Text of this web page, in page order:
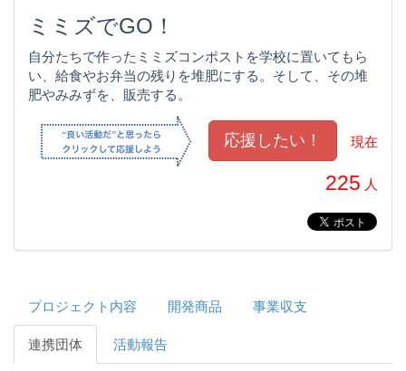
ミミズでGO！
自分たちで作ったミミズコンポストを学校に置いてもら
い、給食やお弁当の残りを堆肥にする。そして、その堆
肥やみみずを、販売する。
現在
225 人
プロジェクト内容 開発商品 事業収支
連携団体 活動報告